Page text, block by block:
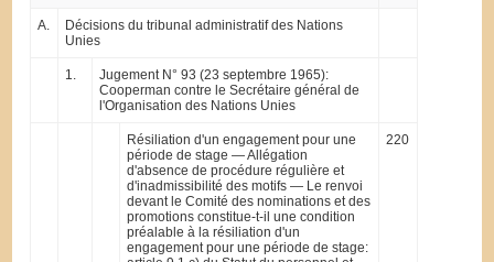
A.
Décisions du tribunal administratif des Nations
Unies
1.
Jugement N° 93 (23 septembre 1965):
Cooperman contre le Secrétaire général de
l'Organisation des Nations Unies
Résiliation d'un engagement pour une
période de stage — Allégation
d'absence de procédure régulière et
d'inadmissibilité des motifs — Le renvoi
devant le Comité des nominations et des
promotions constitue-t-il une condition
préalable à la résiliation d'un
engagement pour une période de stage:
220